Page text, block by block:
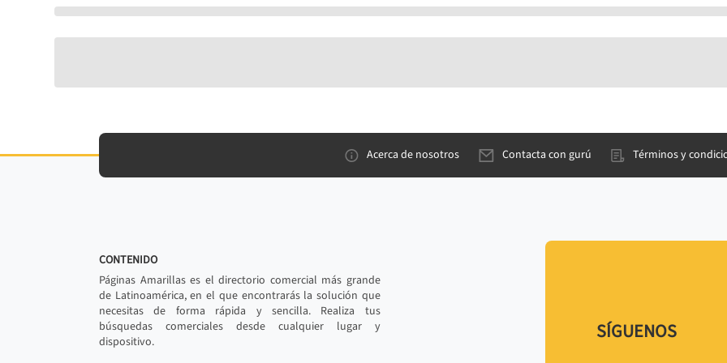
Acerca de nosotros Contacta con gurú Términos y
CONTENIDO
Páginas Amarillas es el directorio comercial más grande
de Latinoamérica, en el que encontrarás la solución que
necesitas de forma rápida y sencilla. Realiza tus
búsquedas comerciales desde cualquier lugar y
dispositivo.
SÍGUENOS